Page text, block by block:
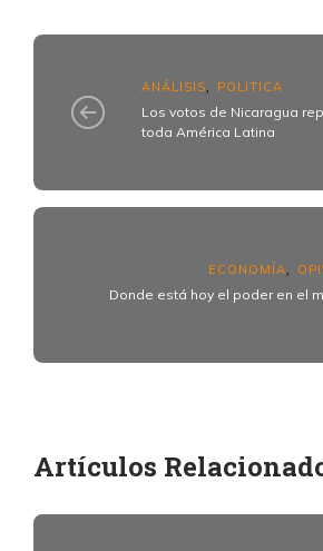
ANÁLISIS POLITICA
Los votos de Nicaragua
toda América Latina
ECONOMÍA
Donde está hoy el poder en el
Artículos